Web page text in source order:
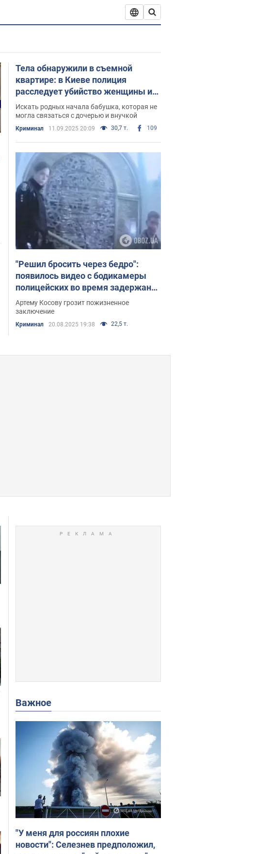
Тела обнаружили в съемной
квартире: в Киеве полиция
расследует убийство женщины и
ее 14-летней дочери. Фото
Искать родных начала бабушка, которая не
могла связаться с дочерью и внучкой
Криминал 11.09.2025 20:09 30,7 т. 109
"Решил бросить через бедро":
появилось видео с бодикамеры
полицейских во время задержания
подозреваемого в убийстве
подростка на фуникулере
Артему Косову грозит пожизненное
заключение
Криминал 20.08.2025 19:38 22,5 т.
Важное
"У меня для россиян плохие
новости": Селезнев предположил,